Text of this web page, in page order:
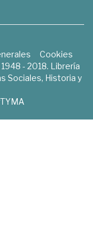
Cookies
- 2018. Librería
Sociales, Historia y